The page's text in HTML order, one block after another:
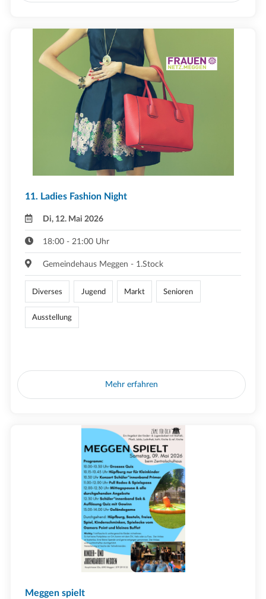
11. Ladies Fashion Night
Di, 12. Mai 2026
18:00 - 21:00 Uhr
Gemeindehaus Meggen - 1.Stock
Diverses Jugend Markt Senioren
Ausstellung
Mehr erfahren
Meggen spielt